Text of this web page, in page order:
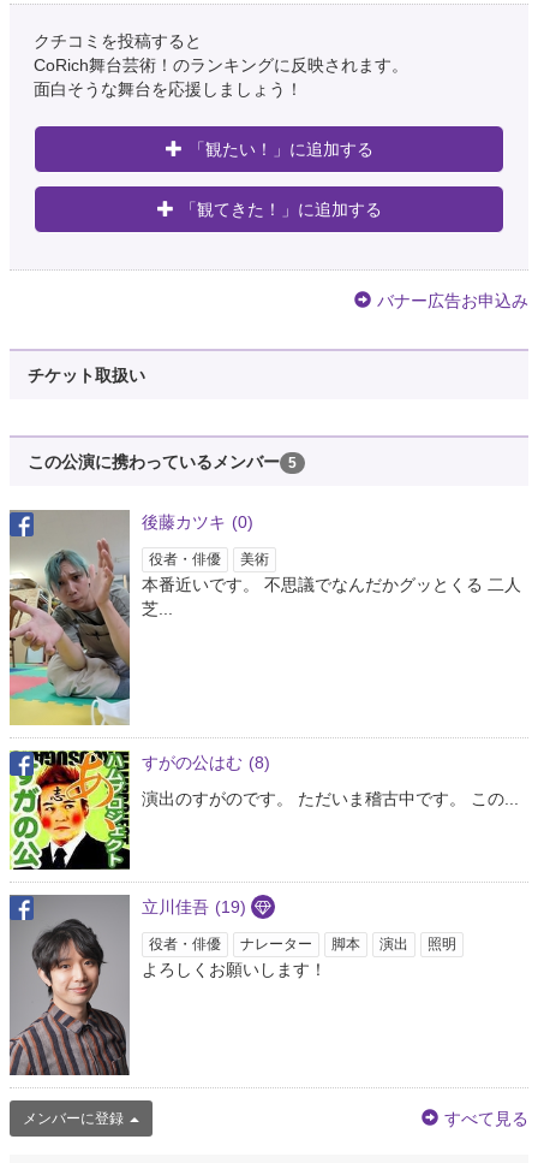
クチコミを投稿すると
CoRich舞台芸術！のランキングに反映されます。
面白そうな舞台を応援しましょう！
「観たい！」に追加する
「観てきた！」に追加する
バナー広告お申込み
チケット取扱い
この公演に携わっているメンバー 5
後藤カツキ (0)
役者・俳優 美術
本番近いです。 不思議でなんだかグッとくる 二人
芝...
すがの公はむ (8)
演出のすがのです。 ただいま稽古中です。 この...
立川佳吾 (19)
役者・俳優 ナレーター 脚本 演出 照明
よろしくお願いします！
メンバーに登録 すべて見る